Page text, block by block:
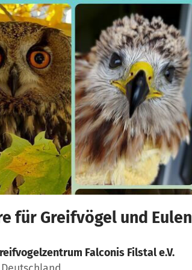
für Greifvögel und Eulen
Falconis Filstal e.V.